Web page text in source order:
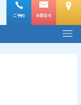
ご予約 お問合せ
メ
ニ